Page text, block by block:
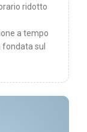
ridotto
a tempo
sul